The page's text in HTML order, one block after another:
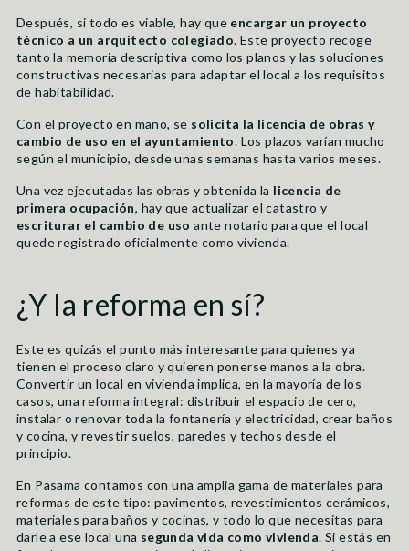
Después, si todo es viable, hay que encargar un proyecto
técnico a un arquitecto colegiado. Este proyecto recoge
tanto la memoria descriptiva como los planos y las soluciones
constructivas necesarias para adaptar el local a los requisitos
de habitabilidad.
Con el proyecto en mano, se solicita la licencia de obras y
cambio de uso en el ayuntamiento. Los plazos varían mucho
según el municipio, desde unas semanas hasta varios meses.
Una vez ejecutadas las obras y obtenida la licencia de
primera ocupación, hay que actualizar el catastro y
escriturar el cambio de uso ante notario para que el local
quede registrado oficialmente como vivienda.
¿Y la reforma en sí?
Este es quizás el punto más interesante para quienes ya
tienen el proceso claro y quieren ponerse manos a la obra.
Convertir un local en vivienda implica, en la mayoría de los
casos, una reforma integral: distribuir el espacio de cero,
instalar o renovar toda la fontanería y electricidad, crear baños
y cocina, y revestir suelos, paredes y techos desde el
principio.
En Pasama contamos con una amplia gama de materiales para
reformas de este tipo: pavimentos, revestimientos cerámicos,
materiales para baños y cocinas, y todo lo que necesitas para
darle a ese local una segunda vida como vivienda. Si estás en